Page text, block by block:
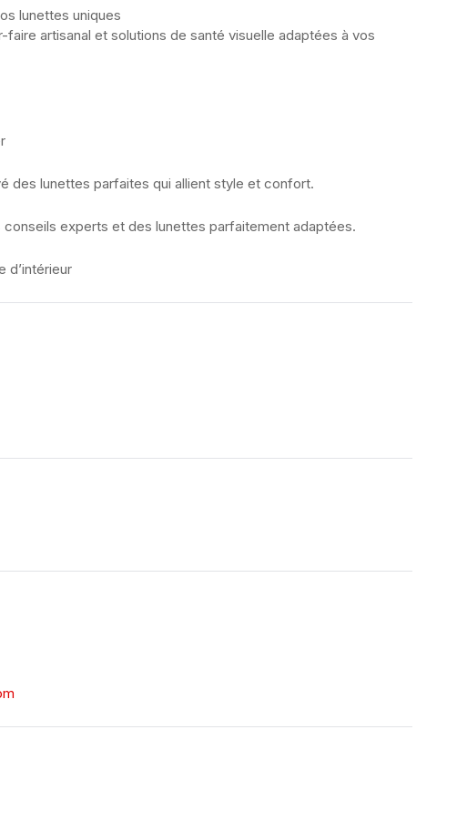
lunettes uniques
artisanal et solutions de santé visuelle adaptées à vos
des lunettes parfaites qui allient style et confort.
experts et des lunettes parfaitement adaptées.
d’intérieur